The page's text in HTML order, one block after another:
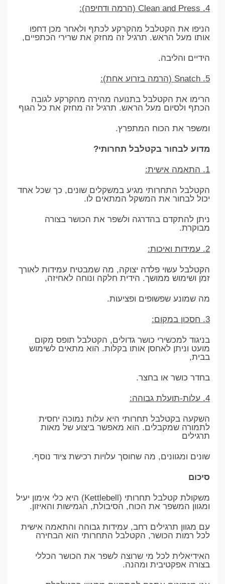
4. Clean and Press (הרמה ודחיפה):
הניפו את הקטלבל מהקרקע לכתף ולאחר מכן דחפו
אותו מעל הראש. תרגיל זה מחזק את שרירי הכתפיים,
הידיים והליבה.
5. Snatch (הרמה בזרוע אחת):
הרימו את הקטלבל בתנועה מהירה מהקרקע לגובה
הכתף ולסיום מעל הראש. תרגיל זה מחזק את כל הגוף
ומשפר את הכוח המתפרץ.
מדוע לבחור בקטלבל תחרותי?
1. התאמה אישית:
הקטלבל התחרותי מגיע במשקלים שונים, כך שכל אחד
יכול לבחור את המשקל המתאים לו.
ניתן להתקדם בהדרגה ולשפר את הכושר בצורה
מבוקרת.
2. עמידות ואיכות:
הקטלבל עשוי פלדה יצוקה, מה שמבטיח עמידות לאורך
זמן ושימוש ממושך. הידית חלקה ונוחה לאחיזה,
מה שמונע שפשופים ופציעות.
3. חסכון במקום:
בניגוד למכשירי כושר גדולים, הקטלבל תופס מקום
מועט וניתן לאחסן אותו בקלות. הוא מתאים לשימוש
בבית,
בחדר כושר או בחצר.
4. עלות-תועלת גבוהה:
השקעה בקטלבל תחרותי היא עלות נמוכה יחסית
לתמורה שמקבלים. הוא מאפשר ביצוע של מאות
תרגילים
שונים ומגוונים, מה שחוסך עלויות רכישת ציוד נוסף.
סיכום
משקולת קטלבל תחרותי (Kettlebell) היא כלי אימון יעיל
ומגוון המשפר את הכוח, הסיבולת, הגמישות והאיזון.
עם מגוון תרגילים רחב, עמידות גבוהה והתאמה אישית
לכל רמות הכושר, הקטלבל התחרותי הוא הבחירה
האידיאלית לכל מי שרוצה לשפר את הכושר הכללי
בצורה אפקטיבית ומהנה.